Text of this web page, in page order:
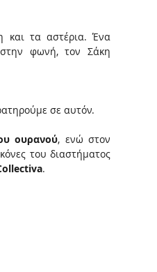
και τα αστέρια. Ένα
φωνή, τον Σάκη
σε αυτόν.
ουρανού, ενώ στον
του διαστήματος
.